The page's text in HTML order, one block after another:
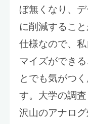
ぼ無くなり、
に削減するこ
仕様なので、
マイズができ
とでも気がつ
す。大学の調
沢山のアナロ